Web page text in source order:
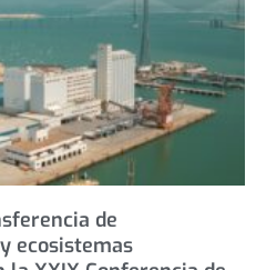
de
ecosistemas